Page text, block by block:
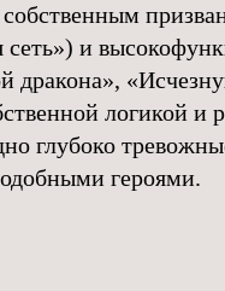
сеть») и
дракона»,
логикой
глубоко
героями.